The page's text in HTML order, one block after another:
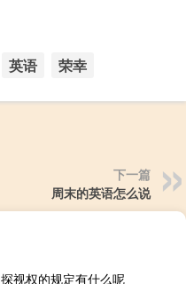
英语 荣幸
下一篇
周末的英语怎么说
探视权的规定有什么呢